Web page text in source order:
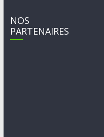
NOS
PARTENAIRES